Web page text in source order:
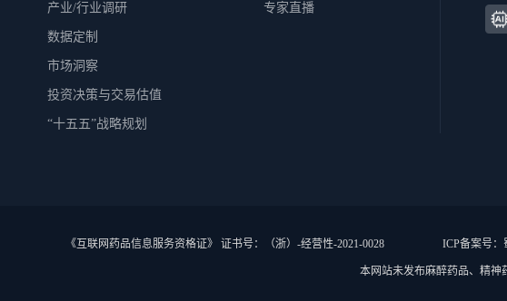
产业/行业调研
数据定制
市场洞察
投资决策与交易估值
“十五五”战略规划
专家直播
《互联网药品信息服务资格证》 证书号：（浙）-经营性-2021-0028 ICP备案号：
本网站未发布麻醉药品、精神